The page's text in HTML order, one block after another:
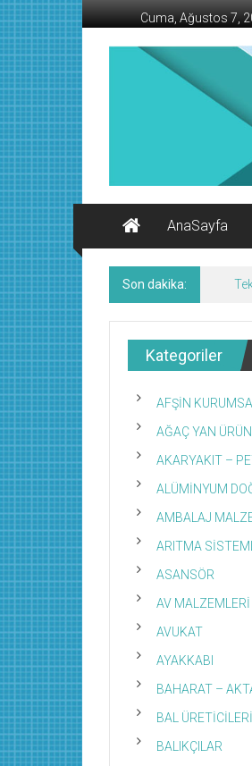
İçeriğe
geç
Cuma, Ağustos 7,
AFŞİN
Ekonomi
Kanalı
AnaSayfa
Son dakika:
Kategoriler
AFŞİN
AĞAÇ YAN
AKARYAKIT –
ALÜMİNYUM
AMBALAJ
ARITMA
ASANSÖR
AV MALZEMLERİ
AVUKAT
AYAKKABI
BAHARAT –
BAL ÜRETİCİLERİ
BALIKÇILAR